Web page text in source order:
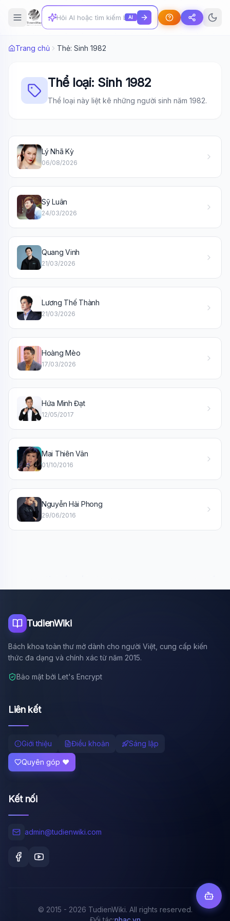
AI
Trang chủ Thẻ: Sinh 1982
Thể loại: Sinh 1982
Thể loại này liệt kê những người sinh năm 1982.
Lý Nhã Kỳ
06/08/2026
Sỹ Luân
24/03/2026
Quang Vinh
21/03/2026
Lương Thế Thành
21/03/2026
Hoàng Mèo
17/03/2026
Hứa Minh Đạt
12/05/2017
Mai Thiên Vân
01/10/2016
Nguyễn Hải Phong
29/06/2016
TudienWiki
Bách khoa toàn thư mở dành cho người Việt, cung cấp kiến
thức đa dạng và chính xác từ năm 2015.
Bảo mật bởi Let's Encrypt
Liên kết
Giới thiệu Điều khoản Sáng lập
Quyên góp ❤️
Kết nối
admin@tudienwiki.com
© 2015 - 2026 TudienWiki. All rights reserved.
🤖Wiki Trợ Lý
Tôi là trợ lý AI của TuDienWiki. Hãy hỏi tôi bất kỳ điều gì
📚 Lịch sử Việt Nam
🔬 Albert Einstein